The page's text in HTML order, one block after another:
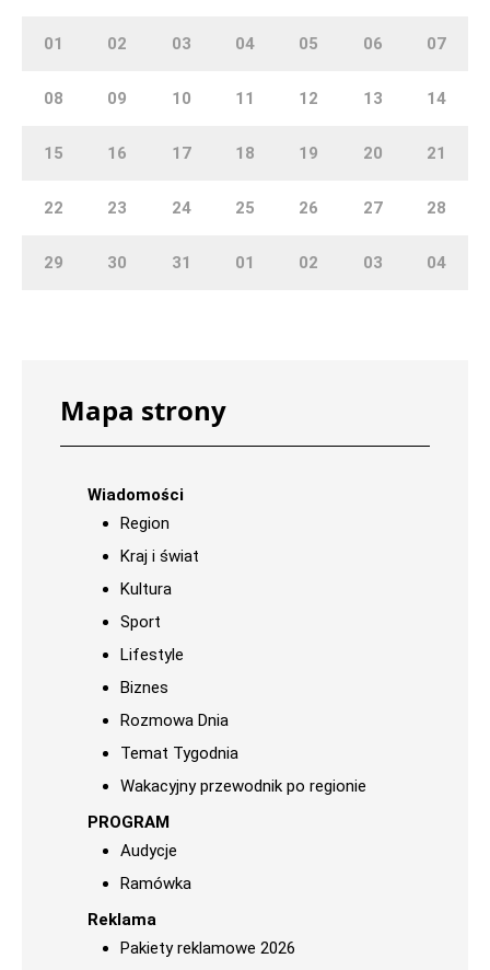
01 02 03 04 05 06 07
08 09 10 11 12 13 14
15 16 17 18 19 20 21
22 23 24 25 26 27 28
29 30 31 01 02 03 04
Mapa strony
Wiadomości
Region
Kraj i świat
Kultura
Sport
Lifestyle
Biznes
Rozmowa Dnia
Temat Tygodnia
Wakacyjny przewodnik po regionie
PROGRAM
Audycje
Ramówka
Reklama
Pakiety reklamowe 2026